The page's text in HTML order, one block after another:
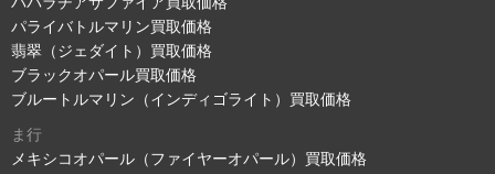
パライバトルマリン買取価格
翡翠（ジェダイト）買取価格
ブラックオパール買取価格
ブルートルマリン（インディゴライト）買取価格
ま行
メキシコオパール（ファイヤーオパール）買取価格